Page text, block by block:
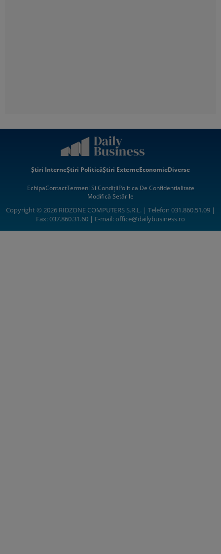
Știri InterneȘtiri PoliticăȘtiri ExterneEconomieDiverse
EchipaContactTermeni Si CondițiiPolitica De Confidentialitate
Modifică Setările
Copyright © 2026 RIDZONE COMPUTERS S.R.L. | Telefon 031.860.51.09 |
Fax: 037.860.31.60 | E-mail:office@dailybusiness.ro